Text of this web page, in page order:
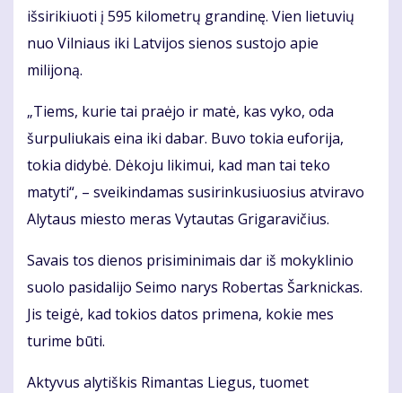
išsirikiuoti į 595 kilometrų grandinę. Vien lietuvių
nuo Vilniaus iki Latvijos sienos sustojo apie
milijoną.
„Tiems, kurie tai praėjo ir matė, kas vyko, oda
šurpuliukais eina iki dabar. Buvo tokia euforija,
tokia didybė. Dėkoju likimui, kad man tai teko
matyti“, – sveikindamas susirinkusiuosius atviravo
Alytaus miesto meras Vytautas Grigaravičius.
Savais tos dienos prisiminimais dar iš mokyklinio
suolo pasidalijo Seimo narys Robertas Šarknickas.
Jis teigė, kad tokios datos primena, kokie mes
turime būti.
Aktyvus alytiškis Rimantas Liegus, tuomet